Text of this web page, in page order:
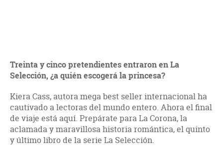
Treinta y cinco pretendientes entraron en La
Selección, ¿a quién escogerá la princesa?
Kiera Cass, autora mega best seller internacional ha
cautivado a lectoras del mundo entero. Ahora el final
de viaje está aquí. Prepárate para La Corona, la
aclamada y maravillosa historia romántica, el quinto
y último libro de la serie La Selección.